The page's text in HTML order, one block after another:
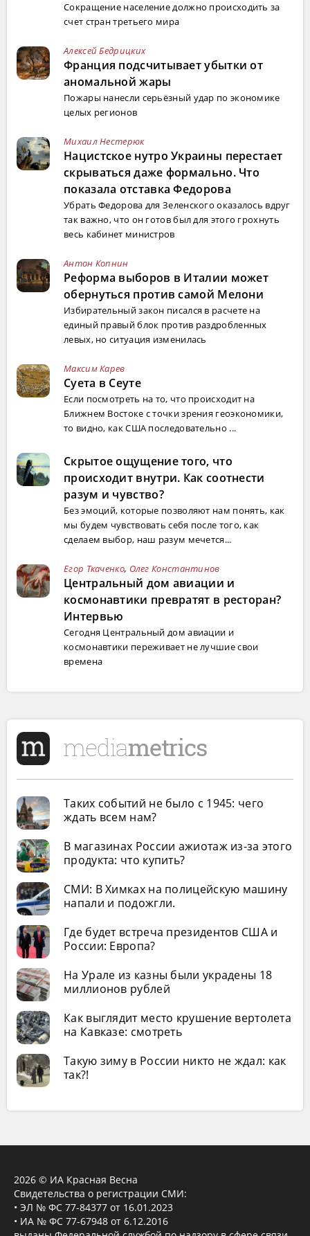
Сокращение население должно происходить за
счет стран третьего мира
Алексей Бедрицких
Франция подсчитывает убытки от
аномальной жары
Пожары нанесли серьёзный удар по экономике
целых регионов
Михаил Нестерюк
Нацистское нутро Украины перестает
скрываться даже формально. Что
показала отставка Федорова
Убрать Федорова для Зеленского оказалось вдруг
так важно, что он готов был для этого грохнуть
весь кабинет министров
Антон Копнин
Реформа выборов в Италии может
обернуться против самой Мелони
Избирательный закон писался в расчете на
единый правый блок против раздробленных
левых, но ситуация изменилась
Максим Карев
Суета в Сеуте
Если посмотреть на то, что происходит на
Ближнем Востоке с точки зрения геоэкономики,
то видно, как США последовательно ...
Скрытое ощущение того, что
происходит внутри. Как соотнести
разум и чувство?
Без эмоций, которые позволяют нам понять, как
мы будем чувствовать себя после того, как
сделаем выбор, наш разум мечется...
Егор Ткаченко, Олег Константинов
Центральный дом авиации и
космонавтики превратят в ресторан?
Интервью
Сегодня Центральный дом авиации и
космонавтики переживает не лучшие свои
времена
Таких событий не было с 1945: чего
ждать всем нам?
В магазинах России ажиотаж из-за этого
продукта: что купить?
СМИ: В Химках на полицейскую машину
напали и подожгли.
Где будет встреча президентов США и
России: Европа?
На Урале из казны были украдены 18
миллионов рублей
Как выглядит место крушение вертолета
на Кавказе: смотреть
Такую зиму в России никто не ждал: как
так?!
2026 © ИА Красная Весна
Свидетельства о регистрации СМИ:
• ЭЛ № ФС 77-84377 от 16.01.2023
• ИА № ФС 77-67948 от 6.12.2016